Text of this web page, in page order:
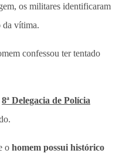
os militares identificaram
da vítima.
confessou ter tentado
8ª Delegacia de Polícia
o homem possui histórico